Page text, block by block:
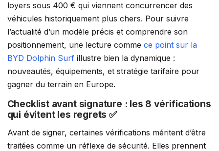
loyers sous 400 € qui viennent concurrencer des
véhicules historiquement plus chers. Pour suivre
l’actualité d’un modèle précis et comprendre son
positionnement, une lecture comme ce point sur la
BYD Dolphin Surfillustre bien la dynamique :
nouveautés, équipements, et stratégie tarifaire pour
gagner du terrain en Europe.
Checklist avant signature : les 8 vérifications
qui évitent les regrets ✅
Avant de signer, certaines vérifications méritent d’être
traitées comme un réflexe de sécurité. Elles prennent